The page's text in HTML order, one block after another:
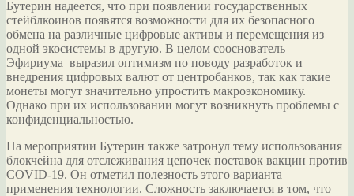
Бутерин надеется, что при появлении государственных
стейблкоинов появятся возможности для их безопасного
обмена на различные цифровые активы и перемещения из
одной экосистемы в другую. В целом сооснователь
Эфириума выразил оптимизм по поводу разработок и
внедрения цифровых валют от центробанков, так как такие
монеты могут значительно упростить макроэкономику.
Однако при их использовании могут возникнуть проблемы с
конфиденциальностью.
На мероприятии Бутерин также затронул тему использования
блокчейна для отслеживания цепочек поставок вакцин против
COVID-19. Он отметил полезность этого варианта
применения технологии. Сложность заключается в том, что